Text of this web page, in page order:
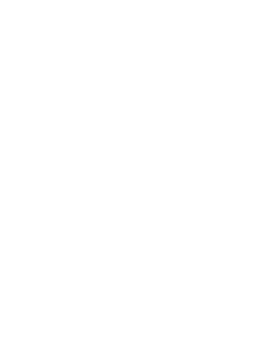
prašički«,
naravnim
in na igrišču
kino.
kokicami.
Vrtec ima
razvoja.
drugimi,